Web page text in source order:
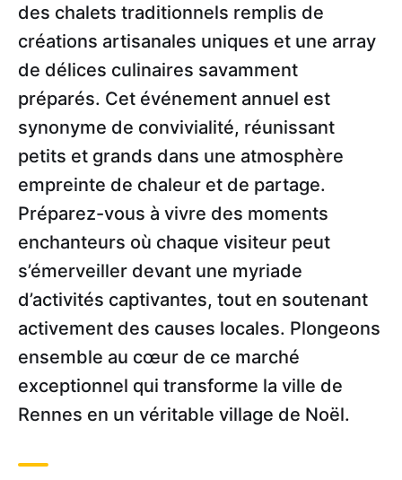
des chalets traditionnels remplis de
créations artisanales uniques et une array
de délices culinaires savamment
préparés. Cet événement annuel est
synonyme de convivialité, réunissant
petits et grands dans une atmosphère
empreinte de chaleur et de partage.
Préparez-vous à vivre des moments
enchanteurs où chaque visiteur peut
s’émerveiller devant une myriade
d’activités captivantes, tout en soutenant
activement des causes locales. Plongeons
ensemble au cœur de ce marché
exceptionnel qui transforme la ville de
Rennes en un véritable village de Noël.